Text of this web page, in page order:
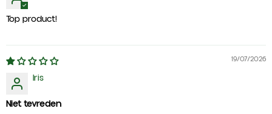
Top product!
19/07/2026
Iris
Niet tevreden